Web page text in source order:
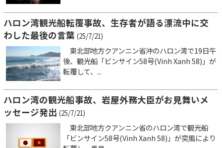
ハロン湾観光船転覆事故、生存者が語る漂流中に交
わした最後の言葉 (25/7/21)
東北部地方クアンニン省沖のハロン湾で19日午
後、観光船「ビンサイン58号(Vinh Xanh 58)」が
転覆して、...
ハロン湾の観光船事故、岩屋外務大臣がお見舞いメ
ッセージ発出 (25/7/21)
東北部地方クアンニン省のハロン湾で観光船
「ビンサイン58号(Vinh Xanh 58)」が突風により